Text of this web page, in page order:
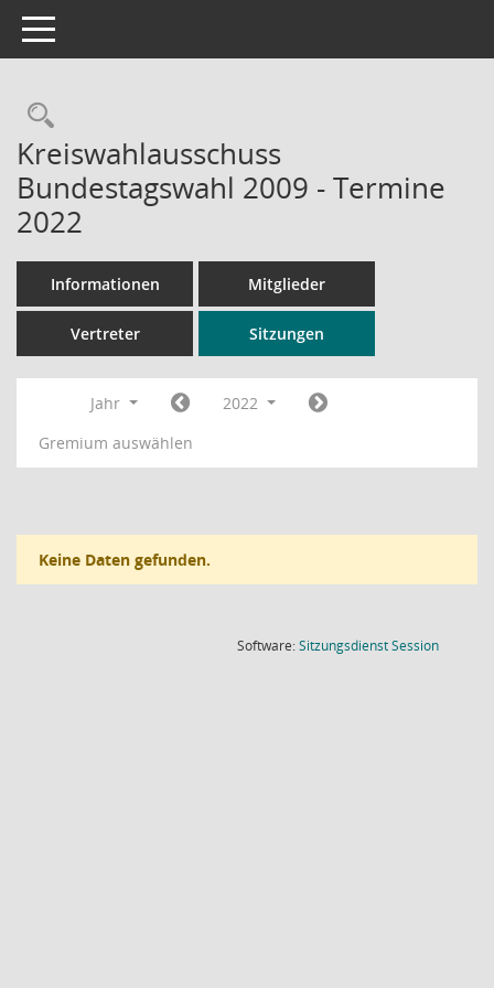
Toggle navigation
Rechercheauswahl
Kreiswahlausschuss
Bundestagswahl 2009 - Termine
2022
Informationen Mitglieder
Vertreter Sitzungen
Jahr
2022
Gremium auswählen
Keine Daten gefunden.
Software:SitzungsdienstSession(Wird in